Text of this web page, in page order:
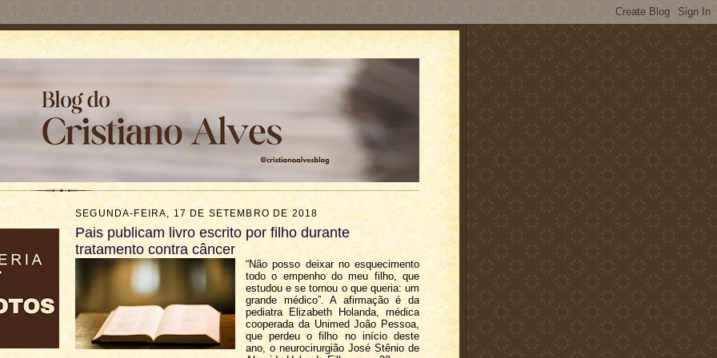
SEGUNDA-FEIRA, 17 DE SETEMBRO DE 2018
Pais publicam livro escrito por filho durante
tratamento contra câncer
“Não posso deixar no esquecimento
todo o empenho do meu filho, que
estudou e se tornou o que queria: um
grande médico”. A afirmação é da
pediatra Elizabeth Holanda, médica
cooperada da Unimed João Pessoa,
que perdeu o filho no início deste
ano, o neurocirurgião José Stênio de